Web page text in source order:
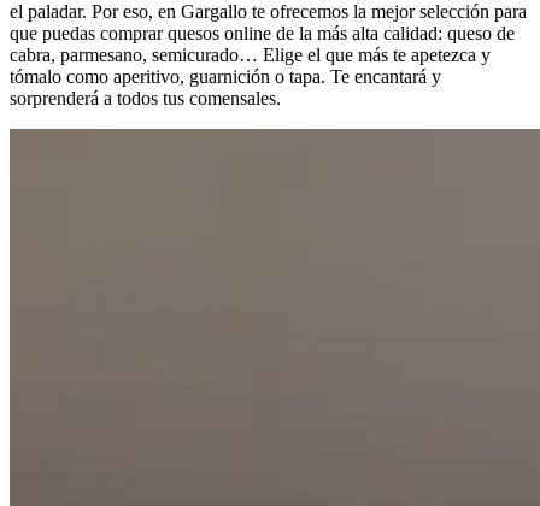
el paladar. Por eso, en Gargallo te ofrecemos la mejor selección para
que puedas comprar quesos online de la más alta calidad: queso de
cabra, parmesano, semicurado… Elige el que más te apetezca y
tómalo como aperitivo, guarnición o tapa. Te encantará y
sorprenderá a todos tus comensales.